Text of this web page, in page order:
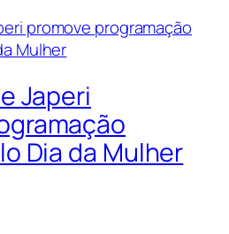
Japeri
Dia da Mulher